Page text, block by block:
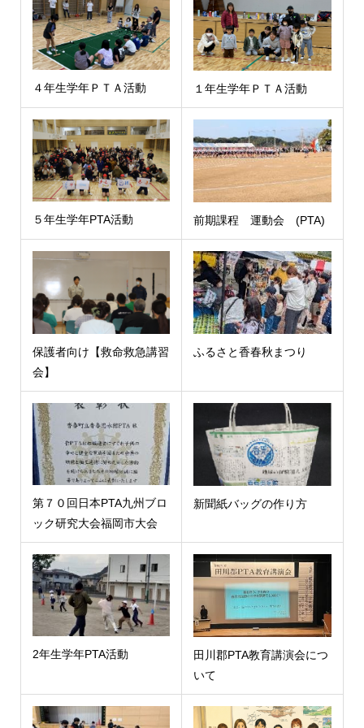
４年生学年ＰＴＡ活動 １年生学年ＰＴＡ活動
５年生学年PTA活動 前期課程 運動会 (PTA)
保護者向け【救命救急講習
会】
ふるさと香春秋まつり
第７０回日本PTA九州ブロ
ック研究大会福岡市大会
新聞紙バッグの作り方
2年生学年PTA活動
田川郡PTA教育講演会につ
いて